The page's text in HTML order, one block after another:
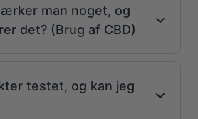
man noget, og
det? (Brug af CBD)
testet, og kan jeg